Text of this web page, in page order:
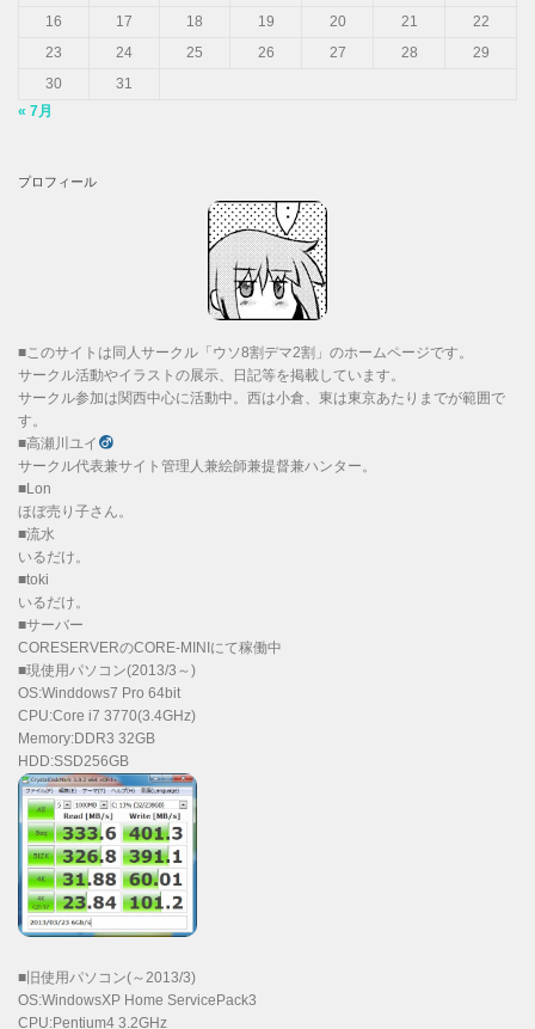
16
17 18 19 20 21
22
23
24 25 26 27 28
29
30
31
« 7月
プロフィール
■このサイトは同人サークル「ウソ8割デマ2割」のホームページです。
サークル活動やイラストの展示、日記等を掲載しています。
サークル参加は関西中心に活動中。西は小倉、東は東京あたりまでが範囲で
す。
■高瀬川ユイ
サークル代表兼サイト管理人兼絵師兼提督兼ハンター。
■Lon
ほぼ売り子さん。
■流水
いるだけ。
■toki
いるだけ。
■サーバー
CORESERVERのCORE-MINIにて稼働中
■現使用パソコン(2013/3～)
OS:Winddows7 Pro 64bit
CPU:Core i7 3770(3.4GHz)
Memory:DDR3 32GB
HDD:SSD256GB
■旧使用パソコン(～2013/3)
OS:WindowsXP Home ServicePack3
CPU:Pentium4 3.2GHz